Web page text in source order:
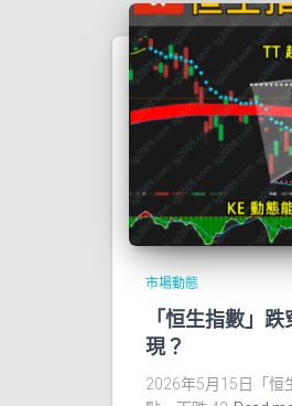
市場動態
「恒生指數」
現？
2026年5月15日「恒